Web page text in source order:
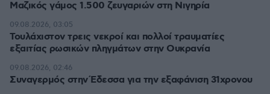
Μαζικός γάμος 1.500 ζευγαριών στη Νιγηρία
Τουλάχιστον τρεις νεκροί και πολλοί τραυματίες
εξαιτίας ρωσικών πληγμάτων στην Ουκρανία
09.08.2026, 03:05
Συναγερμός στην Έδεσσα για την εξαφάνιση 31χρονου
09.08.2026, 02:46